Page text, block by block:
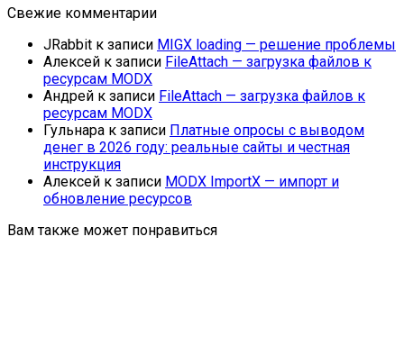
Свежие комментарии
JRabbit к записи MIGX loading — решение проблемы
Алексей к записи FileAttach — загрузка файлов к
ресурсам MODX
Андрей к записи FileAttach — загрузка файлов к
ресурсам MODX
Гульнара к записи Платные опросы с выводом
денег в 2026 году: реальные сайты и честная
инструкция
Алексей к записи MODX ImportX — импорт и
обновление ресурсов
Вам также может понравиться